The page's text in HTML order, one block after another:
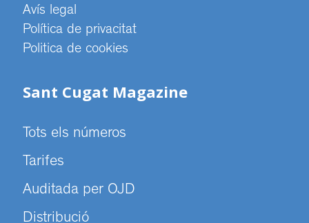
Avís legal
Política de privacitat
Politica de cookies
Sant Cugat Magazine
Tots els números
Tarifes
Auditada per OJD
Distribució